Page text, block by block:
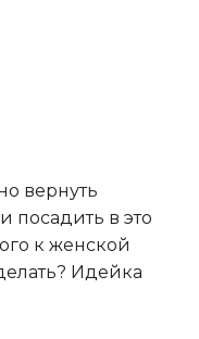
вернуть
посадить в это
к женской
Идейка